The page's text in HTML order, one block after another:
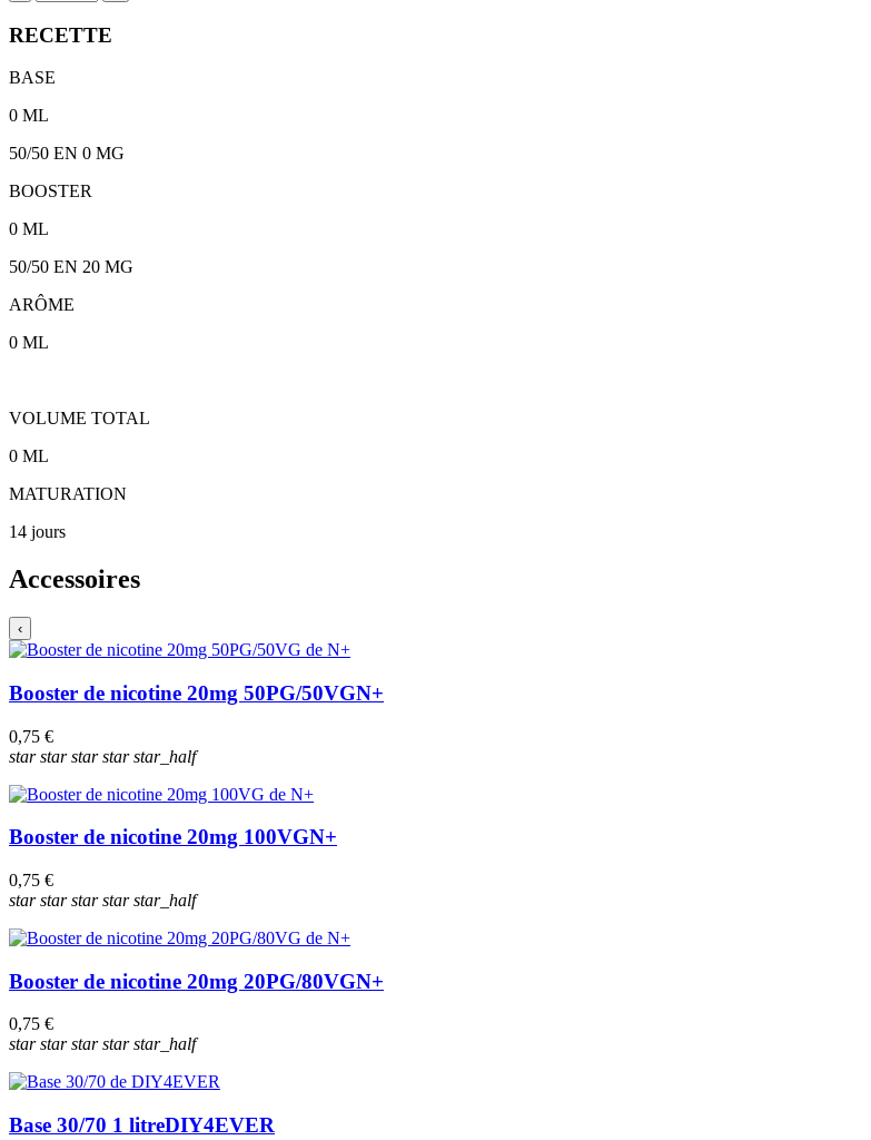
RECETTE
BASE
0 ML
50/50 EN 0 MG
BOOSTER
0 ML
50/50 EN 20 MG
ARÔME
0 ML
VOLUME TOTAL
0 ML
MATURATION
14 jours
Accessoires
‹
Booster de nicotine 20mg 50PG/50VGN+
0,75 €
starstarstarstarstar_half
Booster de nicotine 20mg 100VGN+
0,75 €
starstarstarstarstar_half
Booster de nicotine 20mg 20PG/80VGN+
0,75 €
starstarstarstarstar_half
Base 30/70 1 litreDIY4EVER